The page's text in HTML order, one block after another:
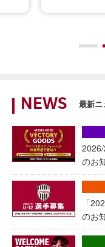
NEWS 最新ニ
のお
「
のお